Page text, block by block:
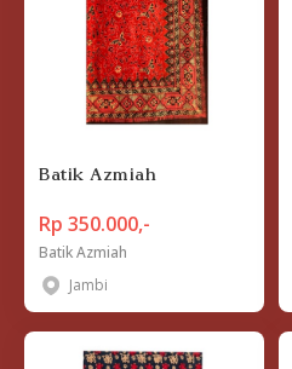
Batik Azmiah
Rp 350.000,-
Batik Azmiah
Jambi